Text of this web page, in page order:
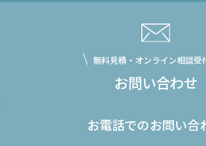
無料見積・オンライン相談受
お問い合わせ
お電話でのお問い合